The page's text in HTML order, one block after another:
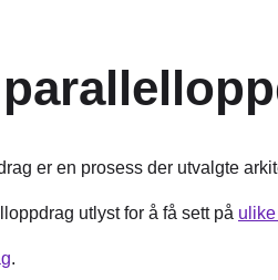
er en prosess der utvalgte
utlyst for å få sett på
.